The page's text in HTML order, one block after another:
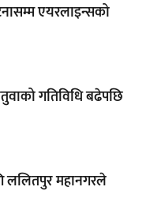
एयरलाइन्सको
गतिविधि बढेपछि
ललितपुर महानगरले